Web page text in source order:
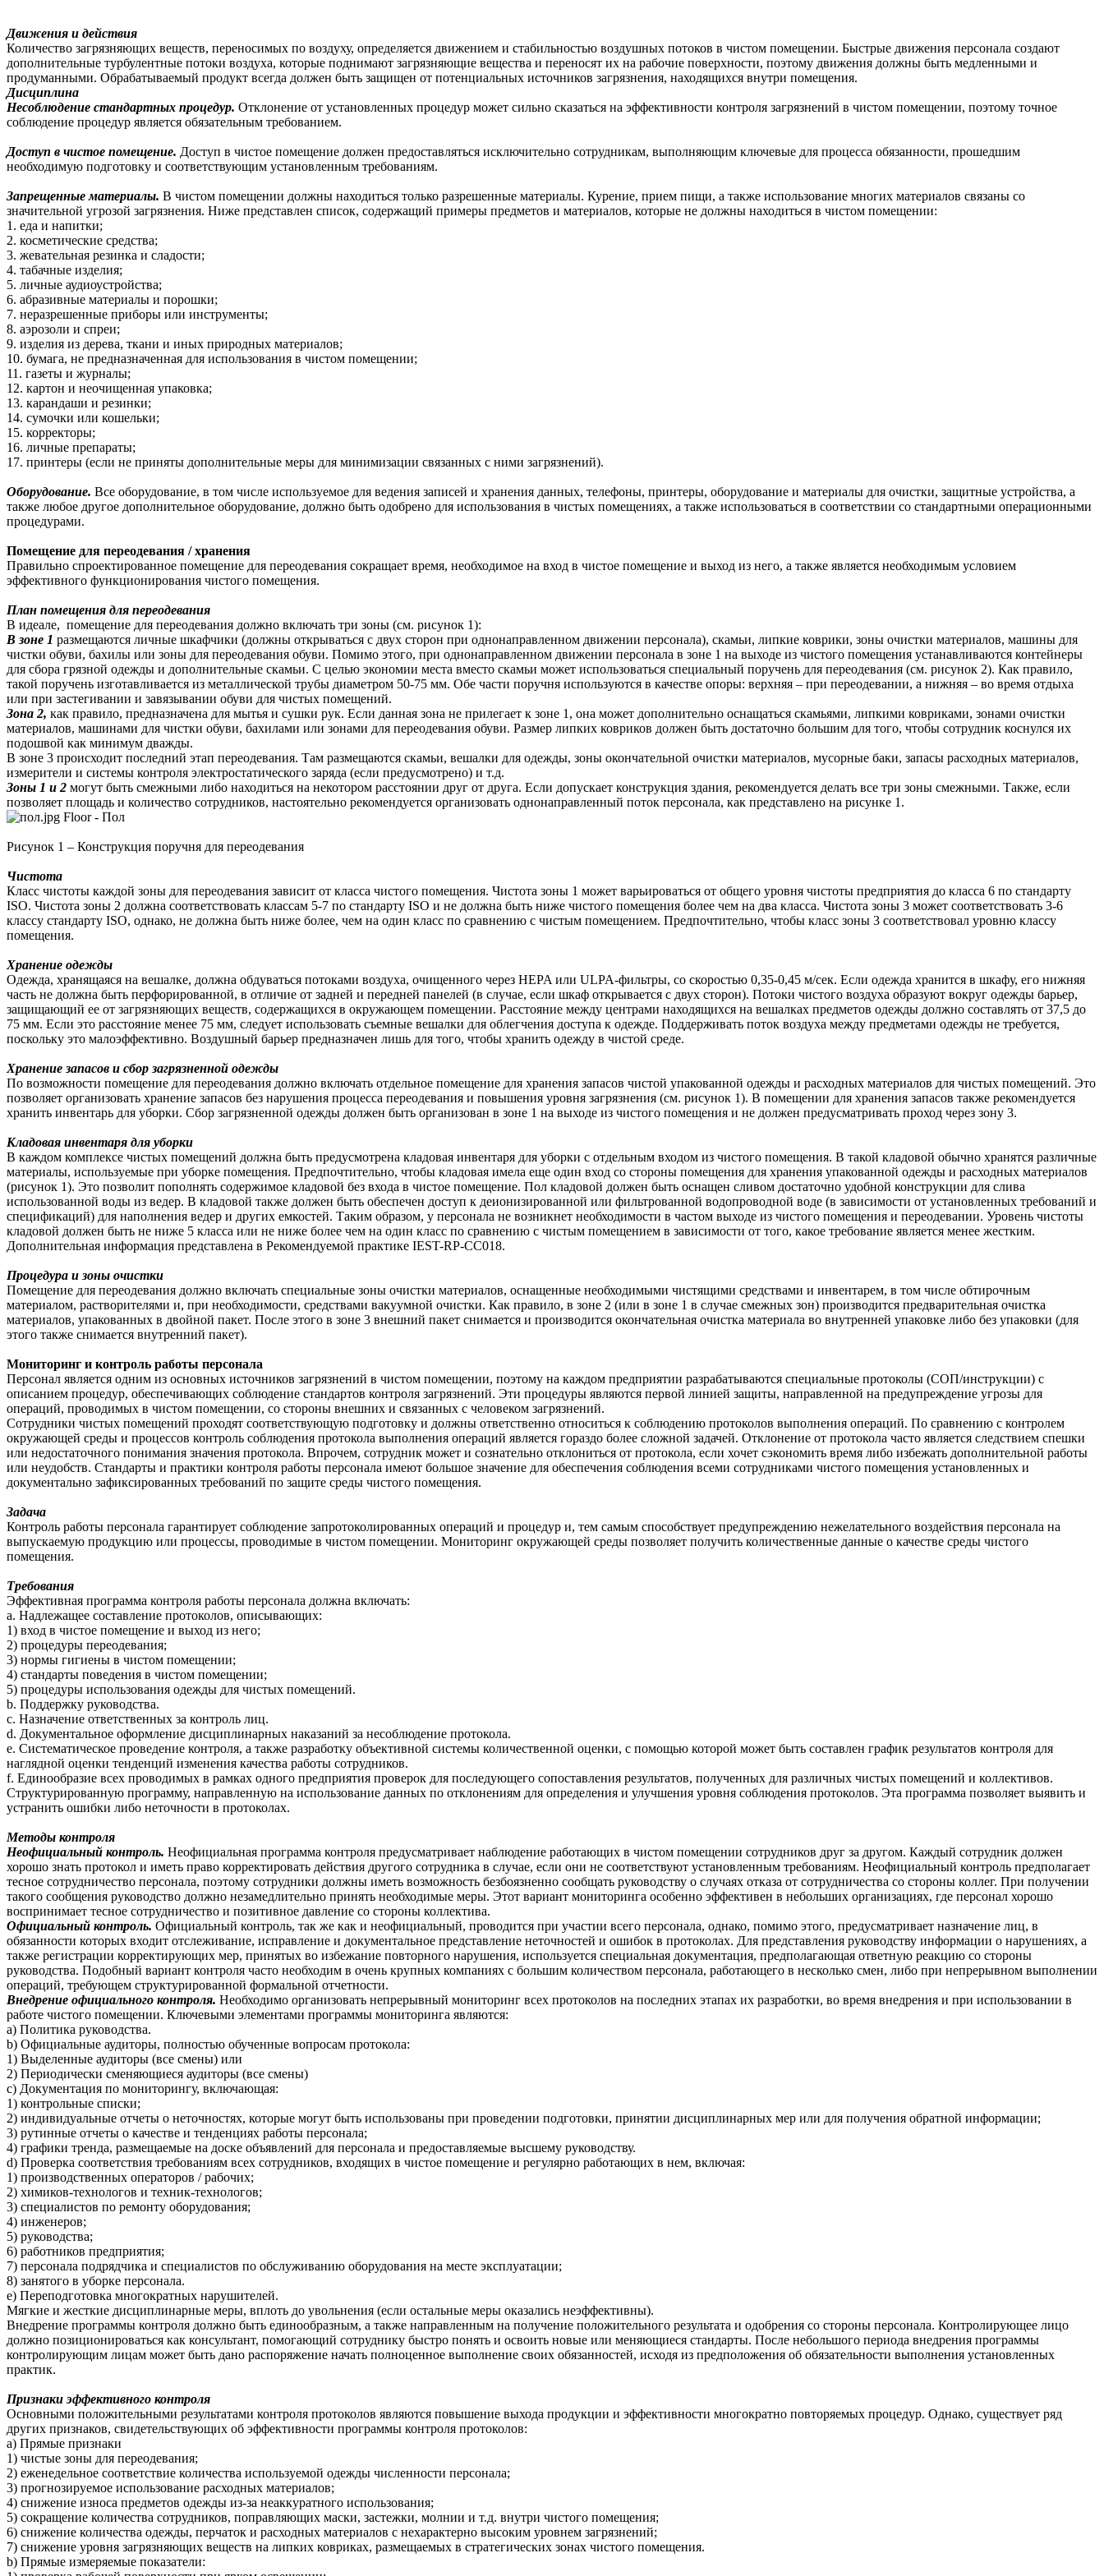
Движения и действия
Количество загрязняющих веществ, переносимых по воздуху, определяется движением и стабильностью воздушных потоков в чистом помещении. Быстрые движения персонала создают
дополнительные турбулентные потоки воздуха, которые поднимают загрязняющие вещества и переносят их на рабочие поверхности, поэтому движения должны быть медленными и
продуманными. Обрабатываемый продукт всегда должен быть защищен от потенциальных источников загрязнения, находящихся внутри помещения.
Дисциплина
Несоблюдение стандартных процедур. Отклонение от установленных процедур может сильно сказаться на эффективности контроля загрязнений в чистом помещении, поэтому точное
соблюдение процедур является обязательным требованием.
Доступ в чистое помещение. Доступ в чистое помещение должен предоставляться исключительно сотрудникам, выполняющим ключевые для процесса обязанности, прошедшим
необходимую подготовку и соответствующим установленным требованиям.
Запрещенные материалы. В чистом помещении должны находиться только разрешенные материалы. Курение, прием пищи, а также использование многих материалов связаны со
значительной угрозой загрязнения. Ниже представлен список, содержащий примеры предметов и материалов, которые не должны находиться в чистом помещении:
1. еда и напитки;
2. косметические средства;
3. жевательная резинка и сладости;
4. табачные изделия;
5. личные аудиоустройства;
6. абразивные материалы и порошки;
7. неразрешенные приборы или инструменты;
8. аэрозоли и спреи;
9. изделия из дерева, ткани и иных природных материалов;
10. бумага, не предназначенная для использования в чистом помещении;
11. газеты и журналы;
12. картон и неочищенная упаковка;
13. карандаши и резинки;
14. сумочки или кошельки;
15. корректоры;
16. личные препараты;
17. принтеры (если не приняты дополнительные меры для минимизации связанных с ними загрязнений).
Оборудование. Все оборудование, в том числе используемое для ведения записей и хранения данных, телефоны, принтеры, оборудование и материалы для очистки, защитные устройства, а
также любое другое дополнительное оборудование, должно быть одобрено для использования в чистых помещениях, а также использоваться в соответствии со стандартными операционными
процедурами.
Помещение для переодевания / хранения
Правильно спроектированное помещение для переодевания сокращает время, необходимое на вход в чистое помещение и выход из него, а также является необходимым условием
эффективного функционирования чистого помещения.
План помещения для переодевания
В идеале, помещение для переодевания должно включать три зоны (см. рисунок 1):
В зоне 1 размещаются личные шкафчики (должны открываться с двух сторон при однонаправленном движении персонала), скамьи, липкие коврики, зоны очистки материалов, машины для
чистки обуви, бахилы или зоны для переодевания обуви. Помимо этого, при однонаправленном движении персонала в зоне 1 на выходе из чистого помещения устанавливаются контейнеры
для сбора грязной одежды и дополнительные скамьи. С целью экономии места вместо скамьи может использоваться специальный поручень для переодевания (см. рисунок 2). Как правило,
такой поручень изготавливается из металлической трубы диаметром 50-75 мм. Обе части поручня используются в качестве опоры: верхняя – при переодевании, а нижняя – во время отдыха
или при застегивании и завязывании обуви для чистых помещений.
Зона 2, как правило, предназначена для мытья и сушки рук. Если данная зона не прилегает к зоне 1, она может дополнительно оснащаться скамьями, липкими ковриками, зонами очистки
материалов, машинами для чистки обуви, бахилами или зонами для переодевания обуви. Размер липких ковриков должен быть достаточно большим для того, чтобы сотрудник коснулся их
подошвой как минимум дважды.
В зоне 3 происходит последний этап переодевания. Там размещаются скамьи, вешалки для одежды, зоны окончательной очистки материалов, мусорные баки, запасы расходных материалов,
измерители и системы контроля электростатического заряда (если предусмотрено) и т.д.
Зоны 1 и 2 могут быть смежными либо находиться на некотором расстоянии друг от друга. Если допускает конструкция здания, рекомендуется делать все три зоны смежными. Также, если
позволяет площадь и количество сотрудников, настоятельно рекомендуется организовать однонаправленный поток персонала, как представлено на рисунке 1.
Floor - Пол
Рисунок 1 – Конструкция поручня для переодевания
Чистота
Класс чистоты каждой зоны для переодевания зависит от класса чистого помещения. Чистота зоны 1 может варьироваться от общего уровня чистоты предприятия до класса 6 по стандарту
ISO. Чистота зоны 2 должна соответствовать классам 5-7 по стандарту ISO и не должна быть ниже чистого помещения более чем на два класса. Чистота зоны 3 может соответствовать 3-6
классу стандарту ISO, однако, не должна быть ниже более, чем на один класс по сравнению с чистым помещением. Предпочтительно, чтобы класс зоны 3 соответствовал уровню классу
помещения.
Хранение одежды
Одежда, хранящаяся на вешалке, должна обдуваться потоками воздуха, очищенного через HEPA или ULPA-фильтры, со скоростью 0,35-0,45 м/сек. Если одежда хранится в шкафу, его нижняя
часть не должна быть перфорированной, в отличие от задней и передней панелей (в случае, если шкаф открывается с двух сторон). Потоки чистого воздуха образуют вокруг одежды барьер,
защищающий ее от загрязняющих веществ, содержащихся в окружающем помещении. Расстояние между центрами находящихся на вешалках предметов одежды должно составлять от 37,5 до
75 мм. Если это расстояние менее 75 мм, следует использовать съемные вешалки для облегчения доступа к одежде. Поддерживать поток воздуха между предметами одежды не требуется,
поскольку это малоэффективно. Воздушный барьер предназначен лишь для того, чтобы хранить одежду в чистой среде.
Хранение запасов и сбор загрязненной одежды
По возможности помещение для переодевания должно включать отдельное помещение для хранения запасов чистой упакованной одежды и расходных материалов для чистых помещений. Это
позволяет организовать хранение запасов без нарушения процесса переодевания и повышения уровня загрязнения (см. рисунок 1). В помещении для хранения запасов также рекомендуется
хранить инвентарь для уборки. Сбор загрязненной одежды должен быть организован в зоне 1 на выходе из чистого помещения и не должен предусматривать проход через зону 3.
Кладовая инвентаря для уборки
В каждом комплексе чистых помещений должна быть предусмотрена кладовая инвентаря для уборки с отдельным входом из чистого помещения. В такой кладовой обычно хранятся различные
материалы, используемые при уборке помещения. Предпочтительно, чтобы кладовая имела еще один вход со стороны помещения для хранения упакованной одежды и расходных материалов
(рисунок 1). Это позволит пополнять содержимое кладовой без входа в чистое помещение. Пол кладовой должен быть оснащен сливом достаточно удобной конструкции для слива
использованной воды из ведер. В кладовой также должен быть обеспечен доступ к деионизированной или фильтрованной водопроводной воде (в зависимости от установленных требований и
спецификаций) для наполнения ведер и других емкостей. Таким образом, у персонала не возникнет необходимости в частом выходе из чистого помещения и переодевании. Уровень чистоты
кладовой должен быть не ниже 5 класса или не ниже более чем на один класс по сравнению с чистым помещением в зависимости от того, какое требование является менее жестким.
Дополнительная информация представлена в Рекомендуемой практике IEST-RP-CC018.
Процедура и зоны очистки
Помещение для переодевания должно включать специальные зоны очистки материалов, оснащенные необходимыми чистящими средствами и инвентарем, в том числе обтирочным
материалом, растворителями и, при необходимости, средствами вакуумной очистки. Как правило, в зоне 2 (или в зоне 1 в случае смежных зон) производится предварительная очистка
материалов, упакованных в двойной пакет. После этого в зоне 3 внешний пакет снимается и производится окончательная очистка материала во внутренней упаковке либо без упаковки (для
этого также снимается внутренний пакет).
Мониторинг и контроль работы персонала
Персонал является одним из основных источников загрязнений в чистом помещении, поэтому на каждом предприятии разрабатываются специальные протоколы (СОП/инструкции) с
описанием процедур, обеспечивающих соблюдение стандартов контроля загрязнений. Эти процедуры являются первой линией защиты, направленной на предупреждение угрозы для
операций, проводимых в чистом помещении, со стороны внешних и связанных с человеком загрязнений.
Сотрудники чистых помещений проходят соответствующую подготовку и должны ответственно относиться к соблюдению протоколов выполнения операций. По сравнению с контролем
окружающей среды и процессов контроль соблюдения протокола выполнения операций является гораздо более сложной задачей. Отклонение от протокола часто является следствием спешки
или недостаточного понимания значения протокола. Впрочем, сотрудник может и сознательно отклониться от протокола, если хочет сэкономить время либо избежать дополнительной работы
или неудобств. Стандарты и практики контроля работы персонала имеют большое значение для обеспечения соблюдения всеми сотрудниками чистого помещения установленных и
документально зафиксированных требований по защите среды чистого помещения.
Задача
Контроль работы персонала гарантирует соблюдение запротоколированных операций и процедур и, тем самым способствует предупреждению нежелательного воздействия персонала на
выпускаемую продукцию или процессы, проводимые в чистом помещении. Мониторинг окружающей среды позволяет получить количественные данные о качестве среды чистого
помещения.
Требования
Эффективная программа контроля работы персонала должна включать:
a. Надлежащее составление протоколов, описывающих:
1) вход в чистое помещение и выход из него;
2) процедуры переодевания;
3) нормы гигиены в чистом помещении;
4) стандарты поведения в чистом помещении;
5) процедуры использования одежды для чистых помещений.
b. Поддержку руководства.
c. Назначение ответственных за контроль лиц.
d. Документальное оформление дисциплинарных наказаний за несоблюдение протокола.
e. Систематическое проведение контроля, а также разработку объективной системы количественной оценки, с помощью которой может быть составлен график результатов контроля для
наглядной оценки тенденций изменения качества работы сотрудников.
f. Единообразие всех проводимых в рамках одного предприятия проверок для последующего сопоставления результатов, полученных для различных чистых помещений и коллективов.
Структурированную программу, направленную на использование данных по отклонениям для определения и улучшения уровня соблюдения протоколов. Эта программа позволяет выявить и
устранить ошибки либо неточности в протоколах.
Методы контроля
Неофициальный контроль. Неофициальная программа контроля предусматривает наблюдение работающих в чистом помещении сотрудников друг за другом. Каждый сотрудник должен
хорошо знать протокол и иметь право корректировать действия другого сотрудника в случае, если они не соответствуют установленным требованиям. Неофициальный контроль предполагает
тесное сотрудничество персонала, поэтому сотрудники должны иметь возможность безбоязненно сообщать руководству о случаях отказа от сотрудничества со стороны коллег. При получении
такого сообщения руководство должно незамедлительно принять необходимые меры. Этот вариант мониторинга особенно эффективен в небольших организациях, где персонал хорошо
воспринимает тесное сотрудничество и позитивное давление со стороны коллектива.
Официальный контроль. Официальный контроль, так же как и неофициальный, проводится при участии всего персонала, однако, помимо этого, предусматривает назначение лиц, в
обязанности которых входит отслеживание, исправление и документальное представление неточностей и ошибок в протоколах. Для представления руководству информации о нарушениях, а
также регистрации корректирующих мер, принятых во избежание повторного нарушения, используется специальная документация, предполагающая ответную реакцию со стороны
руководства. Подобный вариант контроля часто необходим в очень крупных компаниях с большим количеством персонала, работающего в несколько смен, либо при непрерывном выполнении
операций, требующем структурированной формальной отчетности.
Внедрение официального контроля. Необходимо организовать непрерывный мониторинг всех протоколов на последних этапах их разработки, во время внедрения и при использовании в
работе чистого помещении. Ключевыми элементами программы мониторинга являются:
a) Политика руководства.
b) Официальные аудиторы, полностью обученные вопросам протокола:
1) Выделенные аудиторы (все смены) или
2) Периодически сменяющиеся аудиторы (все смены)
c) Документация по мониторингу, включающая:
1) контрольные списки;
2) индивидуальные отчеты о неточностях, которые могут быть использованы при проведении подготовки, принятии дисциплинарных мер или для получения обратной информации;
3) рутинные отчеты о качестве и тенденциях работы персонала;
4) графики тренда, размещаемые на доске объявлений для персонала и предоставляемые высшему руководству.
d) Проверка соответствия требованиям всех сотрудников, входящих в чистое помещение и регулярно работающих в нем, включая:
1) производственных операторов / рабочих;
2) химиков-технологов и техник-технологов;
3) специалистов по ремонту оборудования;
4) инженеров;
5) руководства;
6) работников предприятия;
7) персонала подрядчика и специалистов по обслуживанию оборудования на месте эксплуатации;
8) занятого в уборке персонала.
e) Переподготовка многократных нарушителей.
Мягкие и жесткие дисциплинарные меры, вплоть до увольнения (если остальные меры оказались неэффективны).
Внедрение программы контроля должно быть единообразным, а также направленным на получение положительного результата и одобрения со стороны персонала. Контролирующее лицо
должно позиционироваться как консультант, помогающий сотруднику быстро понять и освоить новые или меняющиеся стандарты. После небольшого периода внедрения программы
контролирующим лицам может быть дано распоряжение начать полноценное выполнение своих обязанностей, исходя из предположения об обязательности выполнения установленных
практик.
Признаки эффективного контроля
Основными положительными результатами контроля протоколов являются повышение выхода продукции и эффективности многократно повторяемых процедур. Однако, существует ряд
других признаков, свидетельствующих об эффективности программы контроля протоколов:
а) Прямые признаки
1) чистые зоны для переодевания;
2) еженедельное соответствие количества используемой одежды численности персонала;
3) прогнозируемое использование расходных материалов;
4) снижение износа предметов одежды из-за неаккуратного использования;
5) сокращение количества сотрудников, поправляющих маски, застежки, молнии и т.д. внутри чистого помещения;
6) снижение количества одежды, перчаток и расходных материалов с нехарактерно высоким уровнем загрязнений;
7) снижение уровня загрязняющих веществ на липких ковриках, размещаемых в стратегических зонах чистого помещения.
b) Прямые измеряемые показатели: